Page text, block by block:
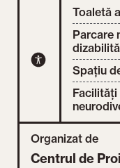
Toaletă
Parcare
Spațiu
Facilități
Organizat de
Centrul de